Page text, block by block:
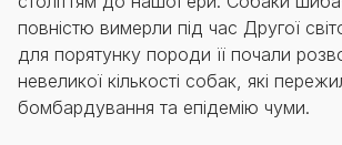
повністю вимерли під час Другої
для порятунку породи її почали
невеликої кількості собак, які
бомбардування та епідемію чуми.